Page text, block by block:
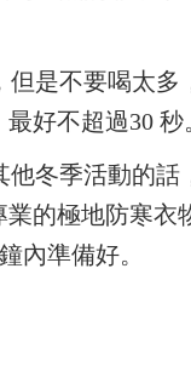
但是不要喝太多
好不超過30 秒
他冬季活動的話
的極地防寒衣
內準備好。